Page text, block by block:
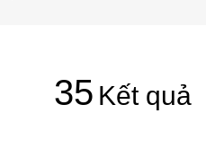
35 Kết quả